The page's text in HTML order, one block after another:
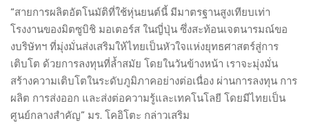
“สายการผลิตอัตโนมัติที่ใช้หุ่นยนต์นี้ มีมาตรฐานสูงเทียบเท่า
โรงงานของมิตซูบิชิ มอเตอร์ส ในญี่ปุ่น ซึ่งสะท้อนเจตนารมณ์ขอ
งบริษัทฯ ที่มุ่งมั่นส่งเสริมให้ไทยเป็นหัวใจแห่งยุทธศาสตร์สู่การ
เติบโต ด้วยการลงทุนที่ล้ำสมัย โดยในวันข้างหน้า เราจะมุ่งมั่น
สร้างความเติบโตในระดับภูมิภาคอย่างต่อเนื่อง ผ่านการลงทุน การ
ผลิต การส่งออก และส่งต่อความรู้และเทคโนโลยี โดยมีไทยเป็น
ศูนย์กลางสำคัญ” มร. โคอิโตะ กล่าวเสริม